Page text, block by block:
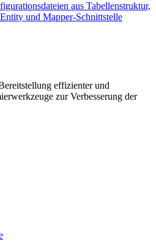
aus Tabellenstruktur,
und Mapper-Schnittstelle
effizienter und
zur Verbesserung der